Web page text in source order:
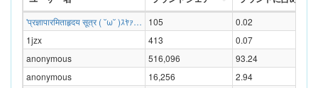
'प्रज्ञापारमिताहृदय सूत्र ( ˘ω˘ )ｽﾔｧ… 105
0.02
1jzx
413
0.07
anonymous
516,096
93.24
anonymous
16,256
2.94